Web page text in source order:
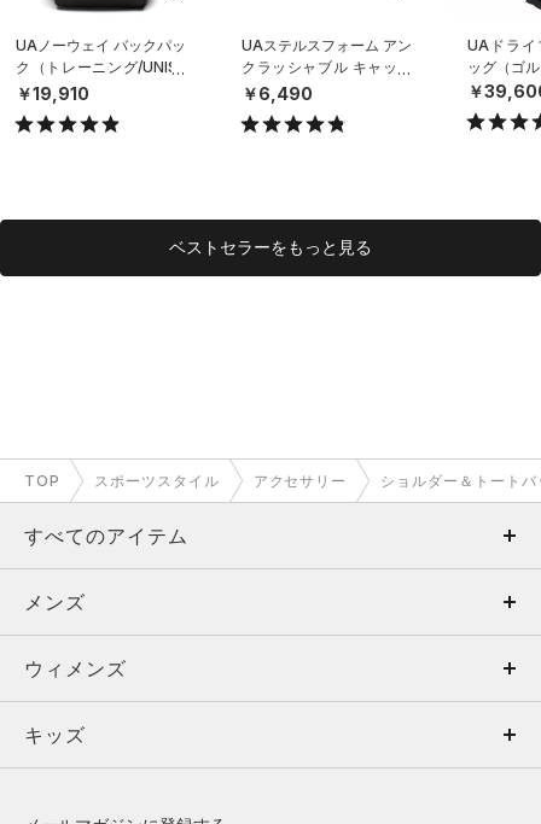
UAノーウェイ バックパッ
ク（トレーニング/UNISE
X）
￥19,910
UAステルスフォーム アン
クラッシャブル キャップ
（ライフスタイル/UNISE
X）
￥6,490
UAドライ
ッグ（ゴ
￥
ベストセラーをもっと見る
TOP スポーツスタイル アクセサリー ショルダー＆トートバ
すべてのアイテム
メンズ
ウィメンズ
キッズ
メンズ
トップス
ボトムス
ウィメンズ
トップス
キッズ